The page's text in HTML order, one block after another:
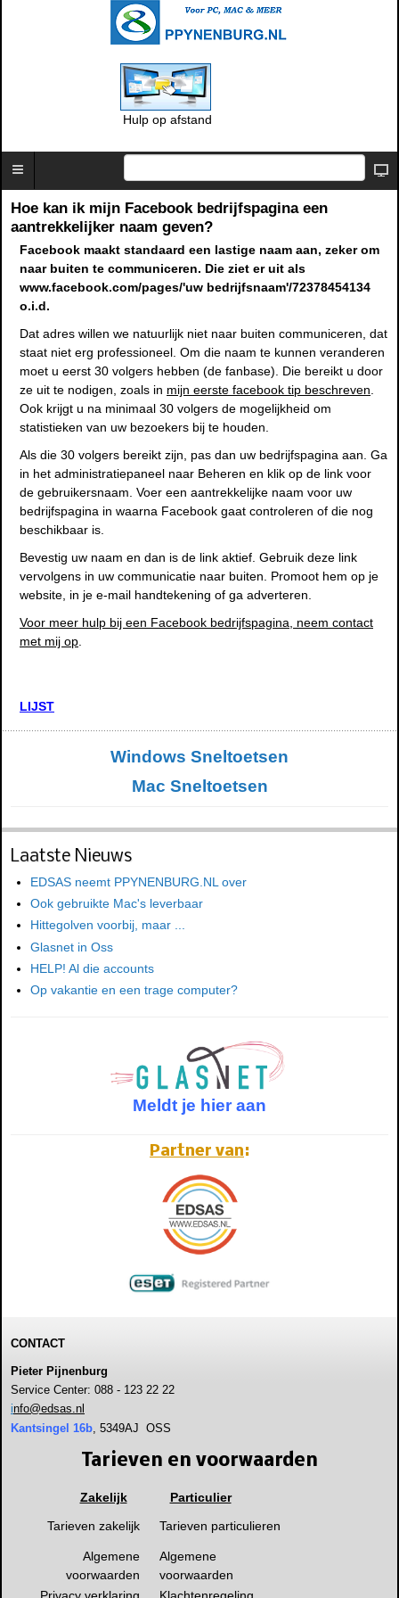
Hulp op afstand
Hoe kan ik mijn Facebook bedrijfspagina een
aantrekkelijker naam geven?
Facebook maakt standaard een lastige naam aan, zeker om
naar buiten te communiceren. Die ziet er uit als
www.facebook.com/pages/'uw bedrijfsnaam'/72378454134
o.i.d.
Dat adres willen we natuurlijk niet naar buiten communiceren, dat
staat niet erg professioneel. Om die naam te kunnen veranderen
moet u eerst 30 volgers hebben (de fanbase). Die bereikt u door
ze uit te nodigen, zoals in mijn eerste facebook tip beschreven
Ook krijgt u na minimaal 30 volgers de mogelijkheid om
statistieken van uw bezoekers bij te houden.
Als die 30 volgers bereikt zijn, pas dan uw bedrijfspagina aan. Ga
in het administratiepaneel naar Beheren en klik op de link voor
de gebruikersnaam. Voer een aantrekkelijke naam voor uw
bedrijfspagina in waarna Facebook gaat controleren of die nog
beschikbaar is.
Bevestig uw naam en dan is de link aktief. Gebruik deze link
vervolgens in uw communicatie naar buiten. Promoot hem op je
website, in je e-mail handtekening of ga adverteren.
Voor meer hulp bij een Facebook bedrijfspagina, neem contact
met mij op
LIJST
Windows Sneltoetsen
Mac Sneltoetsen
Laatste Nieuws
EDSAS neemt PPYNENBURG.NL over
Ook gebruikte Mac's leverbaar
Hittegolven voorbij, maar ...
Glasnet in Oss
HELP! Al die accounts
Op vakantie en een trage computer?
Meldt je hier aan
Partner van:
CONTACT
Pieter Pijnenburg
Service Center: 088 - 123 22 22
info@edsas.nl
Kantsingel 16b, 5349AJ OSS
Tarieven en voorwaarden
Zakelijk
Particulier
Tarieven zakelijk
Tarieven particulieren
Algemene
voorwaarden
Algemene
voorwaarden